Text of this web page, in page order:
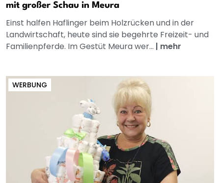
mit großer Schau in Meura
Einst halfen Haflinger beim Holzrücken und in der
Landwirtschaft, heute sind sie begehrte Freizeit- und
Familienpferde. Im Gestüt Meura wer... | mehr
WERBUNG